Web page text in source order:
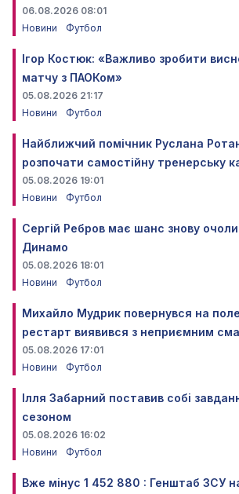
06.08.2026 08:01
Новини
Футбол
Ігор Костюк: «Важливо зробити
матчу з ПАОКом»
05.08.2026 21:17
Новини
Футбол
Найближчий помічник Руслана
розпочати самостійну тренерську
05.08.2026 19:01
Новини
Футбол
Сергій Ребров має шанс знову
Динамо
05.08.2026 18:01
Новини
Футбол
Михайло Мудрик повернувся на поле
рестарт виявився з неприємним
05.08.2026 17:01
Новини
Футбол
Ілля Забарний поставив собі
сезоном
05.08.2026 16:02
Новини
Футбол
Вже мінус 1 452 880 : Генштаб ЗСУ